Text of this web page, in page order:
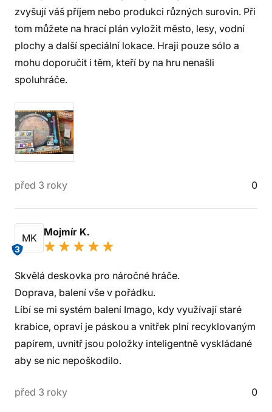
zvyšují váš příjem nebo produkci různých surovin. Při
tom můžete na hrací plán vyložit město, lesy, vodní
plochy a další speciální lokace. Hraji pouze sólo a
mohu doporučit i těm, kteří by na hru nenašli
spoluhráče.
před 3 roky 0
MK
3
Mojmír K.
Skvělá deskovka pro náročné hráče.
Doprava, balení vše v pořádku.
Líbí se mi systém balení Imago, kdy využívají staré
krabice, opraví je páskou a vnitřek plní recyklovaným
papírem, uvnitř jsou položky inteligentně vyskládané
aby se nic nepoškodilo.
před 3 roky 0